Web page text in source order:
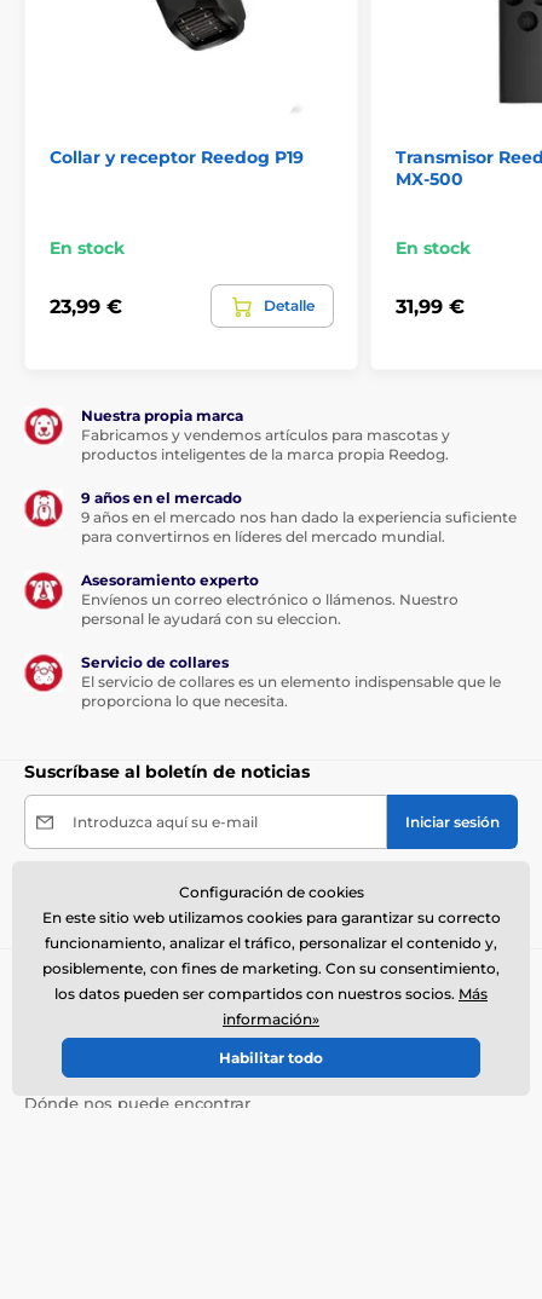
Collar y receptor Reedog P19
En stock
23,99 € Detalle
Transmisor
MX-500
En stock
31,99 €
Nuestra propia marca
Fabricamos y vendemos artículos para mascotas y
productos inteligentes de la marca propia Reedog.
9 años en el mercado
9 años en el mercado nos han dado la experiencia suficiente
para convertirnos en líderes del mercado mundial.
Asesoramiento experto
Envíenos un correo electrónico o llámenos. Nuestro
personal le ayudará con su eleccion.
Servicio de collares
El servicio de collares es un elemento indispensable que le
proporciona lo que necesita.
Suscríbase al boletín de noticias
Introduzca aquí su e-mail Iniciar sesión
Necesita ayuda ?
El servicio de atención al cliente está disponible
info@electro-collares.es
Dónde nos puede encontrar
Configuración de cookies
En este sitio web utilizamos cookies para garantizar su correcto
funcionamiento, analizar el tráfico, personalizar el contenido y,
posiblemente, con fines de marketing. Con su consentimiento,
los datos pueden ser compartidos con nuestros socios. Más
información»
Habilitar todo